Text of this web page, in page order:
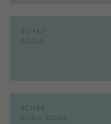
#CH47
AQUA
#CH48
BORA-BORA